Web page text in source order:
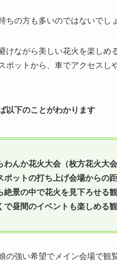
ちの方も多いのではないでし
けながら美しい花火を楽しめ
ポットから、車でアクセスし
以下のことがわかります
わんか花火大会（枚方花火大
ポットの打ち上げ会場からの
絶景の中で花火を見下ろせる
で昼間のイベントも楽しめる
の強い希望でメイン会場で観